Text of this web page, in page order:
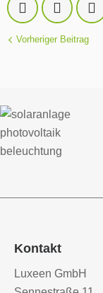
Vorheriger Beitrag
Kontakt
Luxeen GmbH